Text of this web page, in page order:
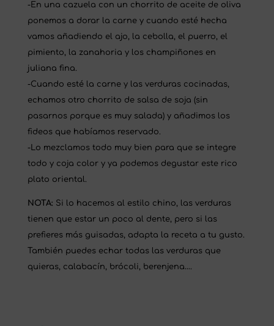
-En una cazuela con un chorrito de aceite de oliva
ponemos a dorar la carne y cuando esté hecha
vamos añadiendo el ajo, la cebolla, el puerro, el
pimiento, la zanahoria y los champiñones en
juliana fina.
-Cuando esté la carne y las verduras cocinadas,
echamos otro chorrito de salsa de soja (sin
pasarnos porque es muy salada) y añadimos los
fideos que habíamos reservado.
-Lo mezclamos todo muy bien para que se integre
todo y coja color y ya podemos degustar este rico
plato oriental.
NOTA: Si lo hacemos al estilo chino, las verduras
tienen que estar un poco al dente, pero si las
prefieres más guisadas, adapta la receta a tu gusto.
También puedes echar todas las verduras que
quieras, calabacín, brócoli, berenjena….